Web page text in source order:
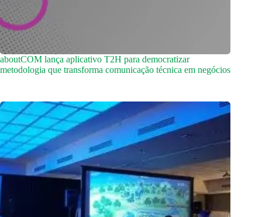
aboutCOM lança aplicativo T2H para democratizar
metodologia que transforma comunicação técnica em negócios